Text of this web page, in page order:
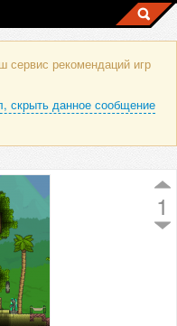
сервис рекомендаций игр
скрыть данное сообщение
1